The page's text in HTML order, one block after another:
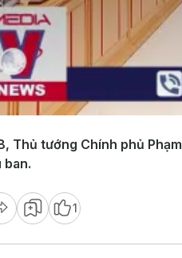
Thủ tướng Chính phủ
ban.
1